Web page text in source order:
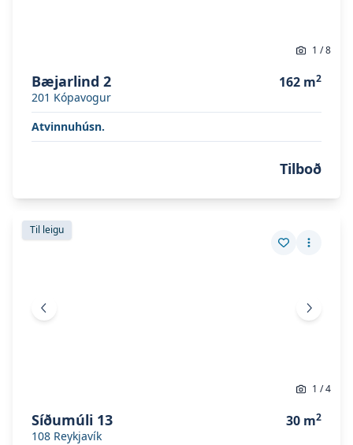
1 /8
Bæjarlind 2
201 Kópavogur
162 m2
Atvinnuhúsn.
Tilboð
Skoða eignina
Til leigu
Vista eign
Fleiri
Skoða eignina
Fyrri mynd Næsta
1 /4
Síðumúli 13
108 Reykjavík
30 m2